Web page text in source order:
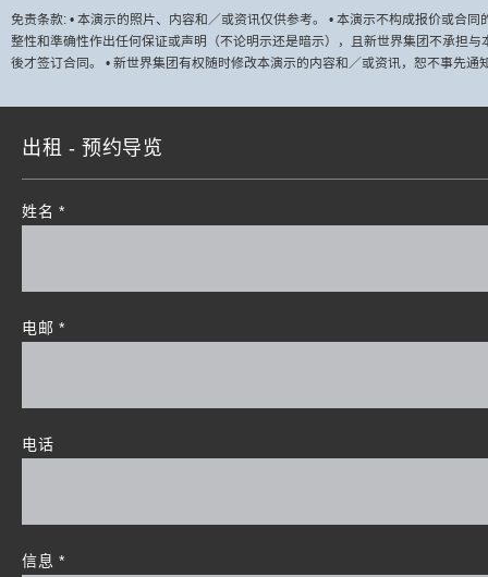
免责条款: • 本演示的照片、内容和／或资讯仅供参考。 • 本演示不构成报价或合
整性和準确性作出任何保证或声明（不论明示还是暗示），且新世界集团不承担
後才签订合同。 • 新世界集团有权随时修改本演示的内容和／或资讯，恕不事先
出租 - 预约导览
姓名 *
电邮 *
电话
信息 *